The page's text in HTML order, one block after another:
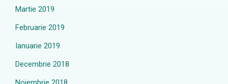
Martie 2019
Februarie 2019
Ianuarie 2019
Decembrie 2018